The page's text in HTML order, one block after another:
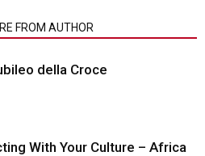
FROM AUTHOR
della Croce
With Your Culture – Africa